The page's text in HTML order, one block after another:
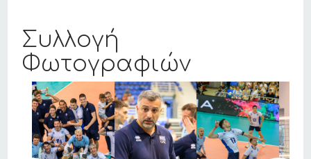
Συλλογή
Φωτογραφιών